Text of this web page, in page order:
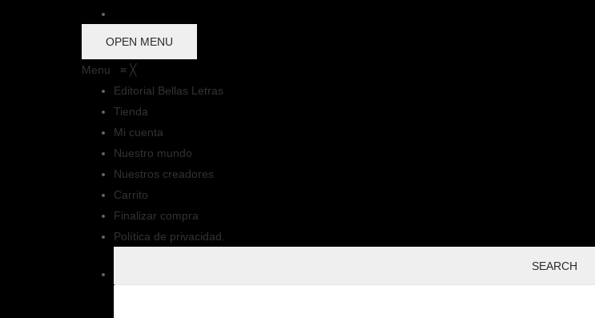
OPEN MENU
Menu ≡ ╳
Editorial Bellas Letras
Tienda
Mi cuenta
Nuestro mundo
Nuestros creadores
Carrito
Finalizar compra
Política de privacidad.